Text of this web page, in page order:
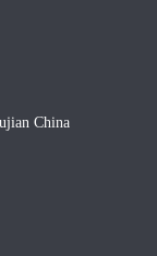
China